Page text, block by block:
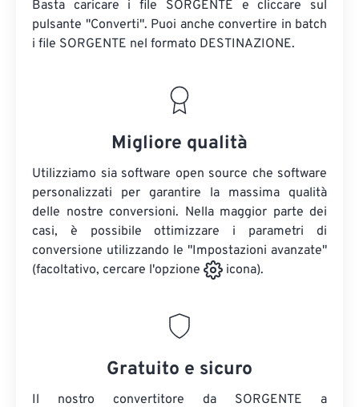
Basta caricare i file SORGENTE e cliccare sul
pulsante "Converti". Puoi anche convertire in batch
i file SORGENTE nel formato DESTINAZIONE.
Migliore qualità
Utilizziamo sia software open source che software
personalizzati per garantire la massima qualità
delle nostre conversioni. Nella maggior parte dei
casi, è possibile ottimizzare i parametri di
conversione utilizzando le "Impostazioni avanzate"
(facoltativo, cercare l'opzione
icona).
Gratuito e sicuro
Il nostro convertitore da SORGENTE a